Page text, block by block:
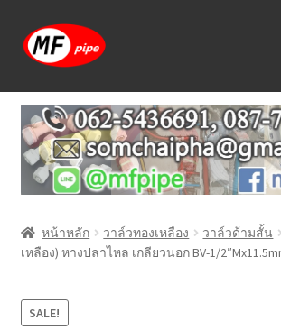
Skip
to
Skip
to
หน้าแรก
ร้านค้า
วิธีการเดินท่อ PAP
บทความ
หน้าหลัก วาล์วทองเหลือง วาล์วด้ามสั้น
เหลือง) หางปลาไหล เกลียวนอก BV-1/
SALE!